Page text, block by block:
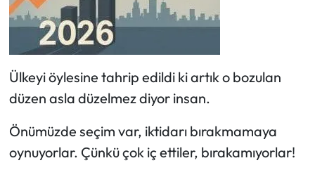
Ülkeyi öylesine tahrip edildi ki artık o bozulan
düzen asla düzelmez diyor insan.
Önümüzde seçim var, iktidarı bırakmamaya
oynuyorlar. Çünkü çok iç ettiler, bırakamıyorlar!